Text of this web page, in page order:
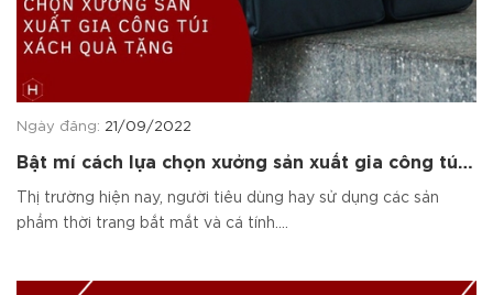
Ngày đăng: 21/09/2022
Bật mí cách lựa chọn xưởng sản xuất gia công túi
Thị trường hiện nay, người tiêu dùng hay sử dụng các sản
phẩm thời trang bắt mắt và cá tính....